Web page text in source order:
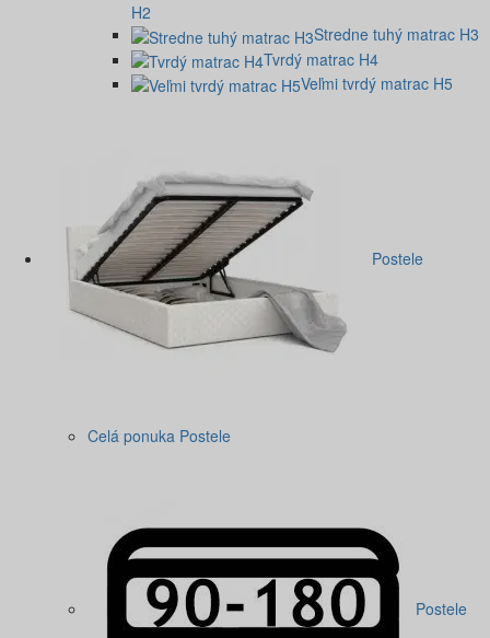
H2
Stredne tuhý matrac H3
Tvrdý matrac H4
Veľmi tvrdý matrac H5
Postele
Celá ponuka Postele
Postele